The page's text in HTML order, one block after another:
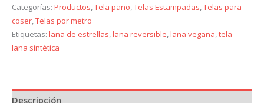
Categorías: Productos,Tela paño,Telas Estampadas,Telas para
coser,Telas por metro
Etiquetas: lana de estrellas,lana reversible,lana vegana,tela
lana sintética
Descripción